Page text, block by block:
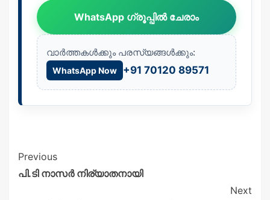
WhatsApp ഗ്രൂപ്പിൽ ചേരാം
വാർത്തകൾക്കും പരസ്യങ്ങൾക്കും:
WhatsApp Now +91 70120 89571
Previous
പി.ടി നാസർ നിര്യാതനായി
Next